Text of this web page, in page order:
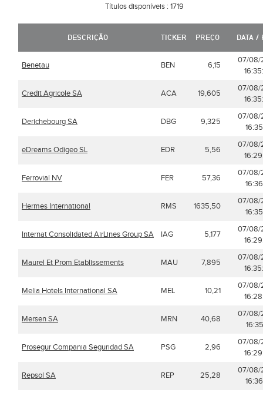
Títulos disponíveis :1719
DESCRIÇÃO TICKER PREÇO DATA /
Benetau BEN 6,15
07/08/
Credit Agricole SA ACA 19,605
07/08/
Derichebourg SA DBG 9,325
07/08/
eDreams Odigeo SL EDR 5,56
07/08/
Ferrovial NV FER 57,36
07/08/
Hermes International RMS 1635,50
07/08/
Internat Consolidated AirLines Group SA IAG 5,177
07/08/
Maurel Et Prom Etablissements MAU 7,895
07/08/
Melia Hotels International SA MEL 10,21
07/08/
Mersen SA MRN 40,68
07/08/
Prosegur Compania Seguridad SA PSG 2,96
07/08/
Repsol SA REP 25,28
07/08/